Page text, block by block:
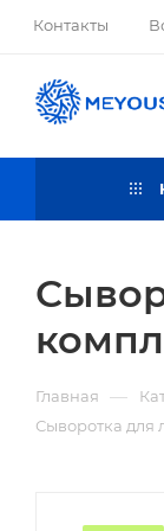
Контакты
Главная —
Сыворотка для